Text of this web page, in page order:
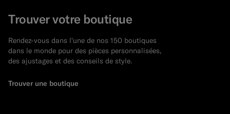
Trouver votre boutique
Rendez-vous dans l'une de nos 150 boutiques
dans le monde pour des pièces personnalisées,
des ajustages et des conseils de style.
Trouver une boutique